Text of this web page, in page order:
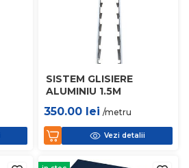
SISTEM GLISIERE
ALUMINIU 1.5M
350.00 lei /metru
Vezi detalii